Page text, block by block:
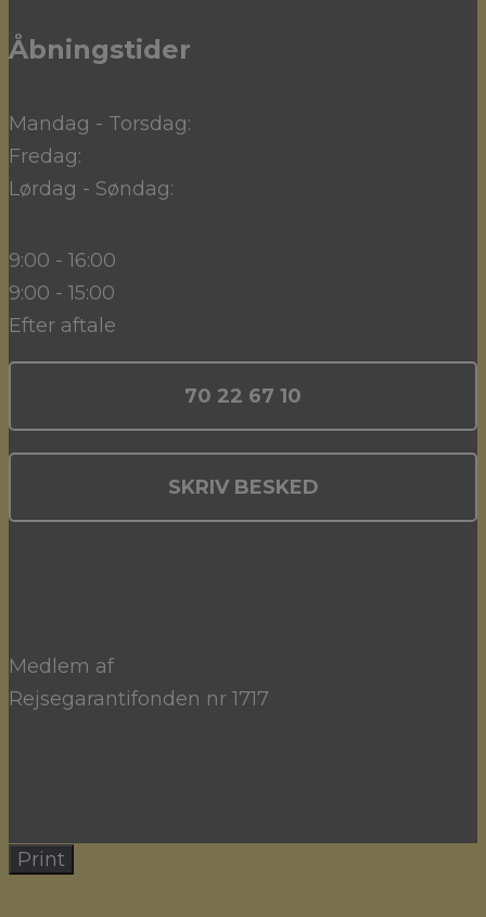
Åbningstider
Mandag - Torsdag:
Fredag:
Lørdag - Søndag:
9:00 - 16:00
9:00 - 15:00
Efter aftale
70 22 67 10
SKRIV BESKED
Medlem af
Rejsegarantifonden nr 1717
Print